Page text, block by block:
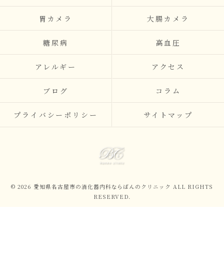
胃カメラ 大腸カメラ
糖尿病 高血圧
アレルギー アクセス
ブログ コラム
プライバシーポリシー サイトマップ
© 2026 愛知県名古屋市の消化器内科ならばんのクリニック ALL RIGHTS
RESERVED.